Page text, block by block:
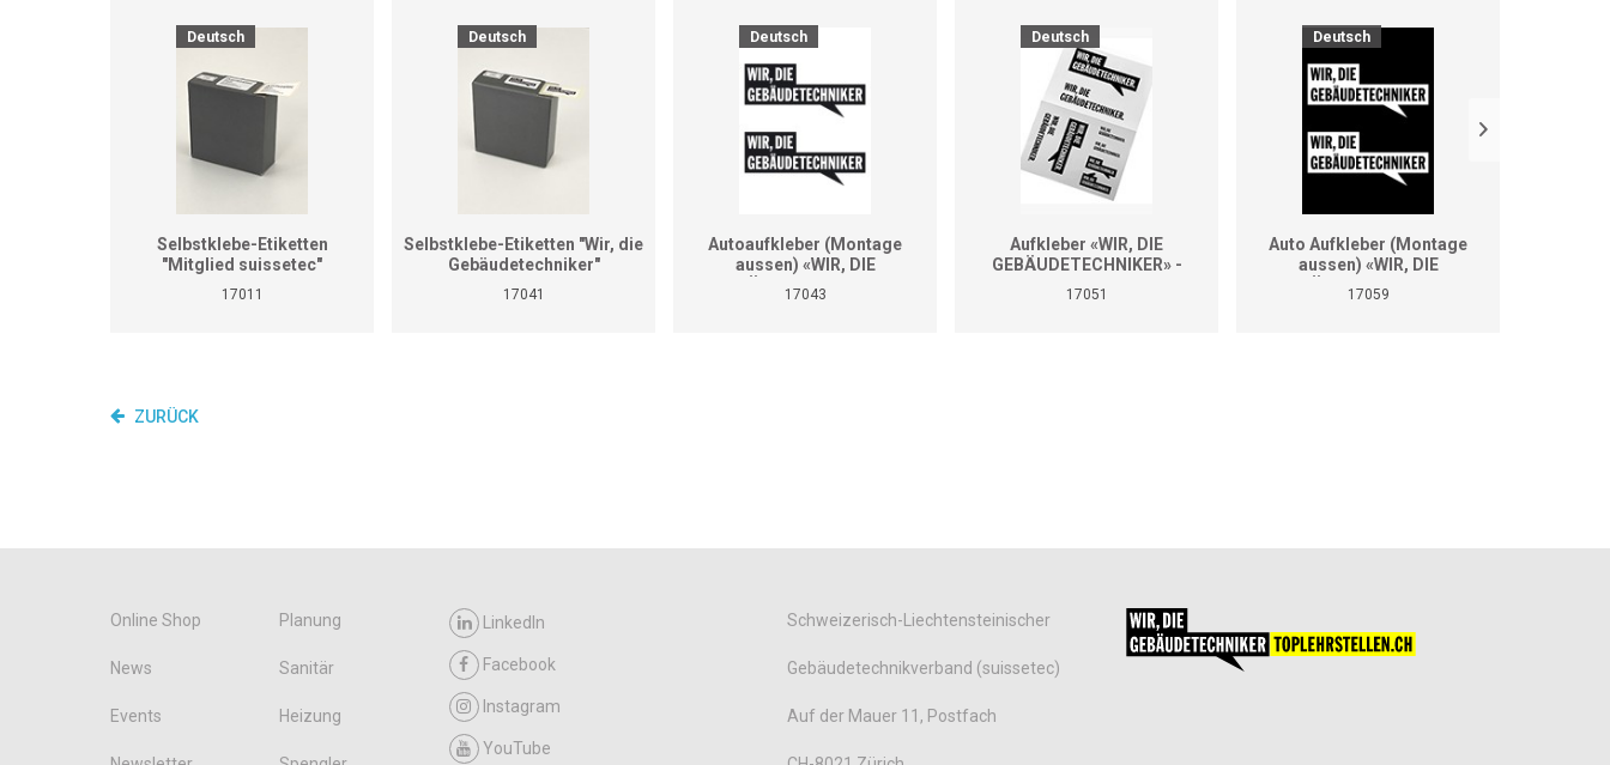
Deutsch
Selbstklebe-Etiketten
"Mitglied suissetec"
17011
Deutsch
Selbstklebe-Etiketten "Wir, die
Gebäudetechniker"
17041
Deutsch
Autoaufkleber (Montage
aussen) «WIR, DIE
GEBÄUDETECHNIKER»
(Format A4)
17043
Deutsch
Aufkleber «WIR, DIE
GEBÄUDETECHNIKER» -
Diverse Grössen
17051
Deutsch
Auto Aufkleber (Montage
aussen) «WIR, DIE
GEBÄUDETECHNIKER»
(Format A2)
17059
ZURÜCK
Online Shop Planung
News Sanitär
Events Heizung
LinkedIn
Facebook
Instagram
YouTube
Schweizerisch-Liechtensteinischer
Gebäudetechnikverband (suissetec)
Auf der Mauer 11, Postfach